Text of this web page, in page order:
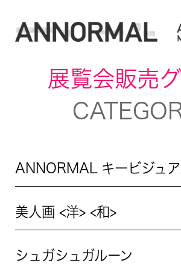
展覧会販売
ANNORMAL キービジュ
美人画 <洋> <和>
シュガシュガルーン